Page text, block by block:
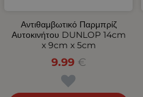
Αντιθαμβωτικό Παρμπρίζ
Αυτοκινήτου DUNLOP 14cm
x 9cm x 5cm
9.99 €